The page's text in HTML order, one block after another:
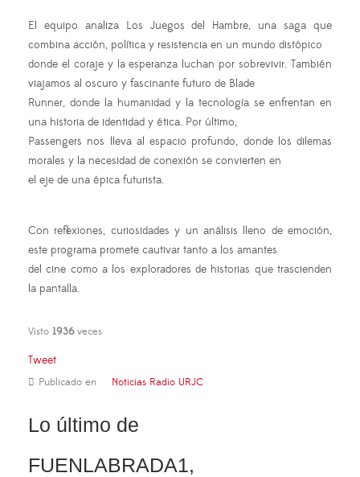
El equipo analiza Los Juegos del Hambre, una saga que
combina acción, política y resistencia en un mundo distópico
donde el coraje y la esperanza luchan por sobrevivir. También
viajamos al oscuro y fascinante futuro de Blade
Runner, donde la humanidad y la tecnología se enfrentan en
una historia de identidad y ética. Por último,
Passengers nos lleva al espacio profundo, donde los dilemas
morales y la necesidad de conexión se convierten en
el eje de una épica futurista.
Con reflexiones, curiosidades y un análisis lleno de emoción,
este programa promete cautivar tanto a los amantes
del cine como a los exploradores de historias que trascienden
la pantalla.
Visto 1936veces
Tweet
Publicado en Noticias Radio URJC
Lo último de
FUENLABRADA1,